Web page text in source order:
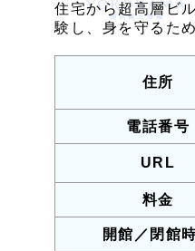
住宅から超高層ビ
験し、身を守るた
住所
電話番号
URL
料金
開館／閉館